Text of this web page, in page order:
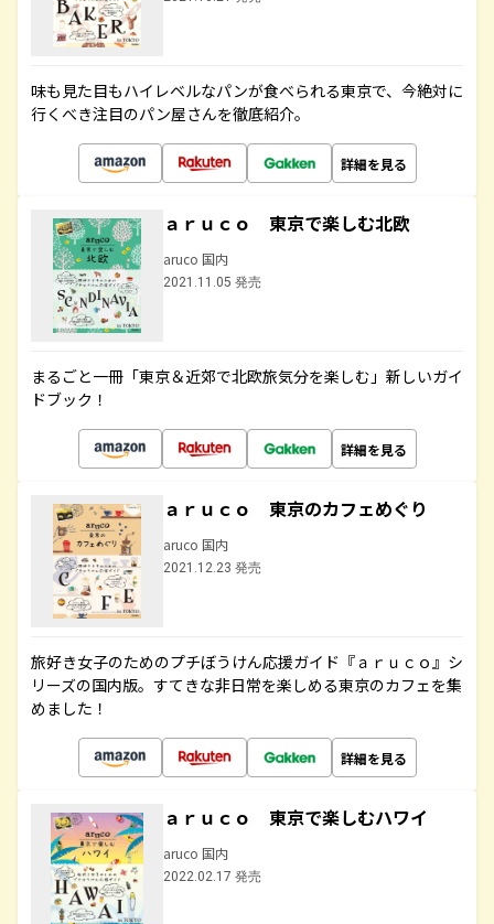
味も見た目もハイレベルなパンが食べられる東京で、今絶対に
行くべき注目のパン屋さんを徹底紹介。
詳細を見る
ａｒｕｃｏ 東京で楽しむ北欧
aruco 国内
2021.11.05 発売
まるごと一冊「東京＆近郊で北欧旅気分を楽しむ」新しいガイ
ドブック！
詳細を見る
ａｒｕｃｏ 東京のカフェめぐり
aruco 国内
2021.12.23 発売
旅好き女子のためのプチぼうけん応援ガイド『ａｒｕｃｏ』シ
リーズの国内版。すてきな非日常を楽しめる東京のカフェを集
めました！
詳細を見る
ａｒｕｃｏ 東京で楽しむハワイ
aruco 国内
2022.02.17 発売